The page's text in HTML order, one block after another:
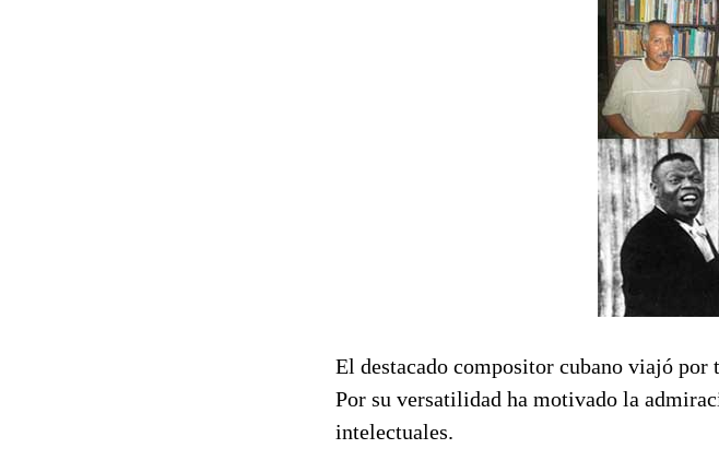
El destacado compositor cubano viajó
Por su versatilidad ha motivado la
intelectuales.